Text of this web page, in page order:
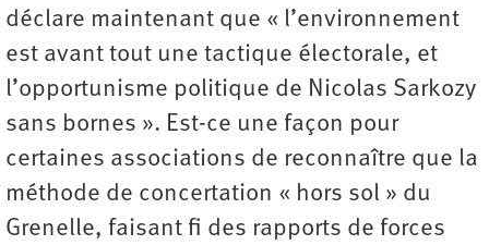
déclare maintenant que « l’environnement
est avant tout une tactique électorale, et
l’opportunisme politique de Nicolas Sarkozy
sans bornes ». Est-ce une façon pour
certaines associations de reconnaître que la
méthode de concertation « hors sol » du
Grenelle, faisant fi des rapports de forces